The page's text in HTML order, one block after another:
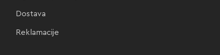
Dostava
Reklamacije